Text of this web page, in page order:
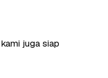
juga siap